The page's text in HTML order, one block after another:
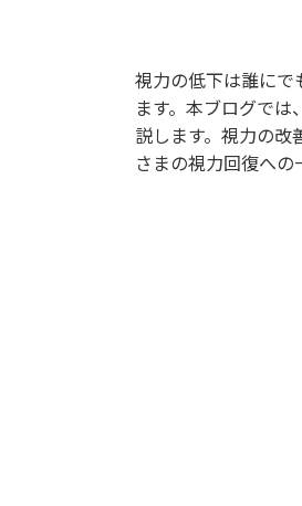
視力の低下は誰に
ます。本ブログで
説します。視力の
さまの視力回復への